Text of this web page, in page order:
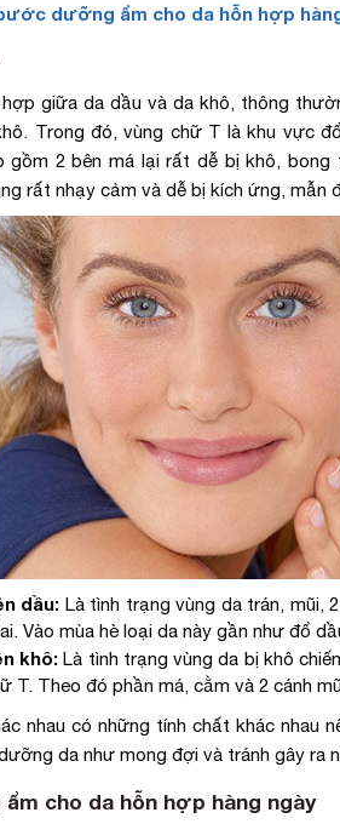
dưỡng ẩm cho da hỗn hợp
giữa da dầu và da khô, thông
Trong đó, vùng chữ T là khu vực
gồm 2 bên má lại rất dễ bị khô,
rất nhạy cảm và dễ bị kích ứng, mẫn
dầu: Là tình trạng vùng da trán, mũi,
Vào mùa hè loại da này gần như đổ
khô:Là tình trạng vùng da bị khô
T. Theo đó phần má, cằm và 2 cánh
nhau có những tính chất khác nhau
da như mong đợi và tránh gây ra
cho da hỗn hợp hàng ngày